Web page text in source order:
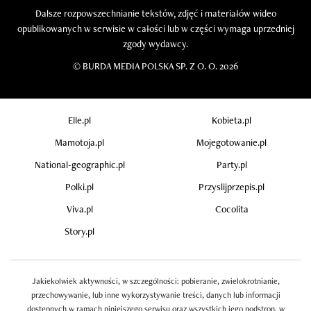
Dalsze rozpowszechnianie tekstów, zdjęć i materiałów wideo
opublikowanych w serwisie w całości lub w części wymaga uprzedniej
zgody wydawcy.
© BURDA MEDIA POLSKA SP. Z O. O. 2026
Elle.pl
Kobieta.pl
Mamotoja.pl
Mojegotowanie.pl
National-geographic.pl
Party.pl
Polki.pl
Przyslijprzepis.pl
Viva.pl
Cocolita
Story.pl
Jakiekolwiek aktywności, w szczególności: pobieranie, zwielokrotnianie,
przechowywanie, lub inne wykorzystywanie treści, danych lub informacji